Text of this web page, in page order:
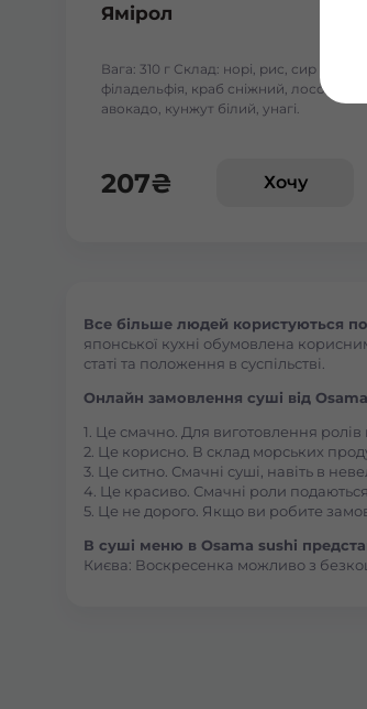
Ямірол
Вага: 310 г Склад: норі, рис, сир
філадельфія, краб сніжний, лосось,
авокадо, кунжут білий, унагі.
207₴ Хочу
Все більше людей користуються
японської кухні обумовлена
статі та положення в суспільстві.
Онлайн замовлення суші від
1. Це смачно. Для виготовлення
2. Це корисно. В склад морських
3. Це ситно. Смачні суші, навіть в
4. Це красиво. Смачні роли
5. Це не дорого. Якщо ви робите
В суші меню в Osama sushi
Києва: Воскресенка можливо з